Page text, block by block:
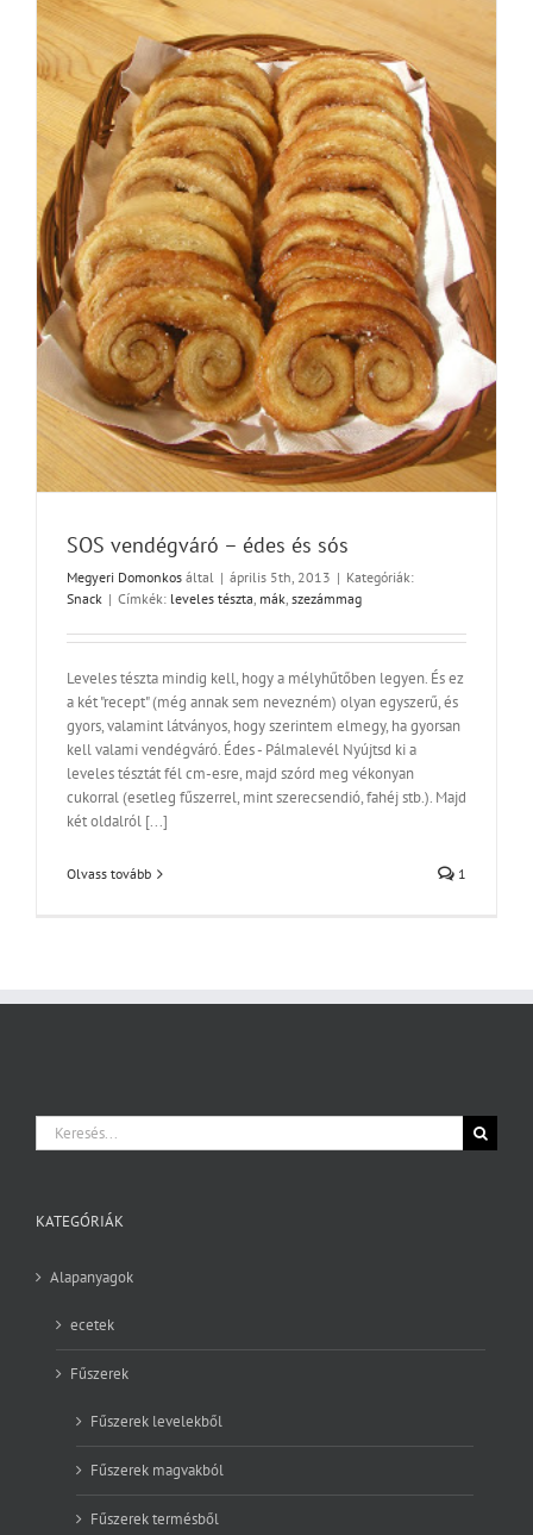
SOS vendégváró – édes és sós
Megyeri Domonkos által | április 5th, 2013 | Kategóriák:
Snack | Címkék: leveles tészta, mák, szezámmag
Leveles tészta mindig kell, hogy a mélyhűtőben legyen. És ez
a két "recept" (még annak sem nevezném) olyan egyszerű, és
gyors, valamint látványos, hogy szerintem elmegy, ha gyorsan
kell valami vendégváró. Édes - Pálmalevél Nyújtsd ki a
leveles tésztát fél cm-esre, majd szórd meg vékonyan
cukorral (esetleg fűszerrel, mint szerecsendió, fahéj stb.). Majd
két oldalról [...]
Olvass tovább 1
Keresés...
KATEGÓRIÁK
Alapanyagok
ecetek
Fűszerek
Fűszerek levelekből
Fűszerek magvakból
Fűszerek termésből